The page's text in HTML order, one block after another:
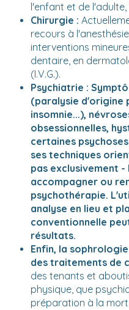
l'enfant et de l'adulte,
Chirurgie :
recours à
interventions
dentaire, en
(I.V.G.).
Psychiatrie :
(paralysie d'origine
insomnie...),
obsessionnelles,
certaines
ses techniques
pas exclusivement
accompagner ou
psychothérapie.
analyse en lieu et
conventionnelle
résultats.
Enfin, la
des traitements de
des tenants et
physique, que
préparation à la mort.